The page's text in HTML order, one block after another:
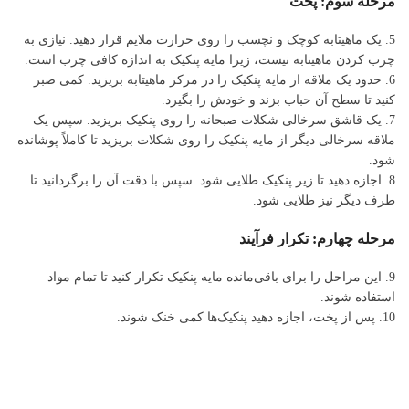
5. یک ماهیتابه کوچک و نچسب را روی حرارت ملایم قرار دهید. نیازی به
چرب کردن ماهیتابه نیست، زیرا مایه پنکیک به اندازه کافی چرب است.
6. حدود یک ملاقه از مایه پنکیک را در مرکز ماهیتابه بریزید. کمی صبر
کنید تا سطح آن حباب بزند و خودش را بگیرد.
7. یک قاشق سرخالی شکلات صبحانه را روی پنکیک بریزید. سپس یک
ملاقه سرخالی دیگر از مایه پنکیک را روی شکلات بریزید تا کاملاً پوشانده
شود.
8. اجازه دهید تا زیر پنکیک طلایی شود. سپس با دقت آن را برگردانید تا
طرف دیگر نیز طلایی شود.
مرحله چهارم: تکرار فرآیند
9. این مراحل را برای باقی‌مانده مایه پنکیک تکرار کنید تا تمام مواد
استفاده شوند.
10. پس از پخت، اجازه دهید پنکیک‌ها کمی خنک شوند.